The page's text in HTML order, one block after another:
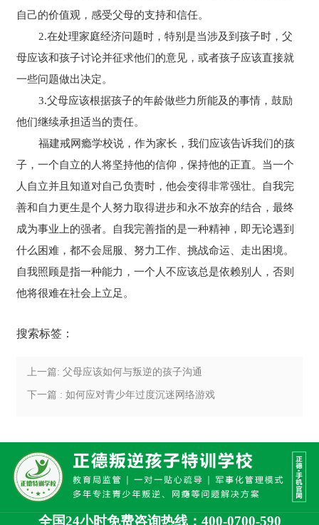
自己的价值观，感受父母的支持和信任。
2.在处理家庭经济问题时，特别是当涉及到孩子时，父
母应该和孩子讨论并征求他们的意见，或者孩子应该直接就
一些问题做出决定。
3.父母应该根据孩子的年龄做些力所能及的事情，鼓励
他们继续承担适当的责任。
福建戒网瘾学校说，作为家长，我们应该告诉我们的孩
子，一个自立的人将坚持他的信仰，保持他的正直。当一个
人自立并且知道对自己负责时，他会变得非常强壮。自我完
善和自力更生是个人努力取得进步和永不放弃的结合，最终
成为事业上的强者。自我完善指的是一种精神，即无论遇到
什么困难，都不会屈服、努力工作、挑战命运、走出困境。
自我照顾是指一种能力，一个人不应该总是依赖别人，否则
他将很难在社会上立足。
搜索标签：
上一篇: 父母应该如何与叛逆的孩子沟通
下一篇 : 如何应对青少年过度沉迷网络游戏
全国24小时免费咨询热线：400-0700-590